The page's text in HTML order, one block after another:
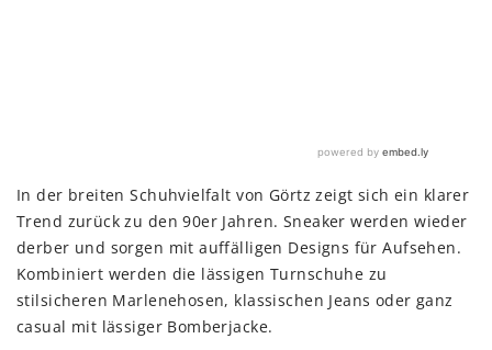
In der breiten Schuhvielfalt von Görtz zeigt sich ein klarer
Trend zurück zu den 90er Jahren. Sneaker werden wieder
derber und sorgen mit auffälligen Designs für Aufsehen.
Kombiniert werden die lässigen Turnschuhe zu
stilsicheren Marlenehosen, klassischen Jeans oder ganz
casual mit lässiger Bomberjacke.